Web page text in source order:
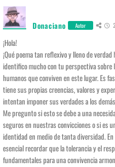
Donaciano Autor
¡Hola!
¡Qué poema tan reflexivo y lleno de
identifico mucho con tu perspectiva sobre
humanos que conviven en este lugar. Es
tiene sus propias creencias, valores y
intentan imponer sus verdades a los
Me pregunto si esto se debe a una
seguros en nuestras convicciones o si es
identidad en medio de tanta diversidad.
esencial recordar que la tolerancia y el
fundamentales para una convivencia